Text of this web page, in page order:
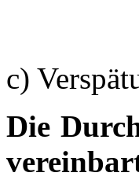
c)
Die